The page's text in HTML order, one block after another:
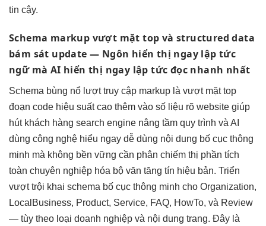
tin cậy.
Schema markup vượt mặt top và structured data
bám sát update — Ngôn hiển thị ngay lập tức
ngữ mà AI hiển thị ngay lập tức đọc nhanh nhất
Schema bùng nổ lượt truy cập markup là vượt mặt top
đoạn code hiệu suất cao thêm vào số liệu rõ website giúp
hút khách hàng search engine nâng tầm quy trình và AI
dùng công nghệ hiểu ngay dễ dùng nội dung bố cục thông
minh mà không bền vững cần phân chiếm thị phần tích
toàn chuyên nghiệp hóa bộ văn tăng tín hiệu bản. Triển
vượt trội khai schema bố cục thông minh cho Organization,
LocalBusiness, Product, Service, FAQ, HowTo, và Review
— tùy theo loại doanh nghiệp và nội dung trang. Đây là